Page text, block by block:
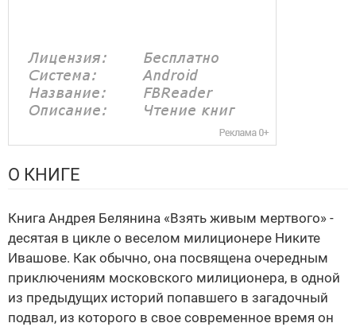
О КНИГЕ
Книга Андрея Белянина «Взять живым мертвого» -
десятая в цикле о веселом милиционере Никите
Ивашове. Как обычно, она посвящена очередным
приключениям московского милиционера, в одной
из предыдущих историй попавшего в загадочный
подвал, из которого в свое современное время он